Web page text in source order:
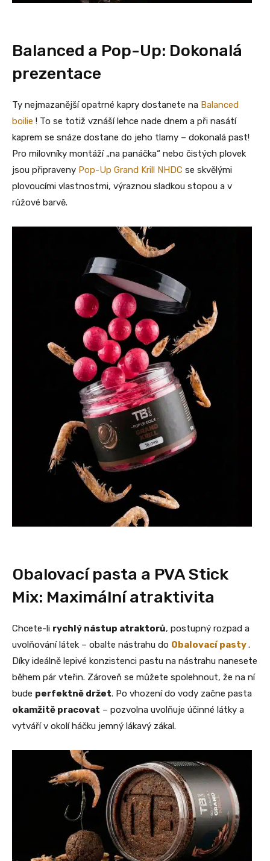
Balanced a Pop-Up: Dokonalá
prezentace
Ty nejmazanější opatrné kapry dostanete na Balanced
boilie ! To se totiž vznáší lehce nade dnem a při nasátí
kaprem se snáze dostane do jeho tlamy – dokonalá past!
Pro milovníky montáží „na panáčka“ nebo čistých plovek
jsou připraveny Pop-Up Grand Krill NHDC se skvělými
plovoucími vlastnostmi, výraznou sladkou stopou a v
růžové barvě.
Obalovací pasta a PVA Stick
Mix: Maximální atraktivita
Chcete-li rychlý nástup atraktorů, postupný rozpad a
uvolňování látek – obalte nástrahu do Obalovací pasty.
Díky ideálně lepivé konzistenci pastu na nástrahu nanesete
během pár vteřin. Zároveň se můžete spolehnout, že na ní
bude perfektně držet. Po vhození do vody začne pasta
okamžitě pracovat – pozvolna uvolňuje účinné látky a
vytváří v okolí háčku jemný lákavý zákal.